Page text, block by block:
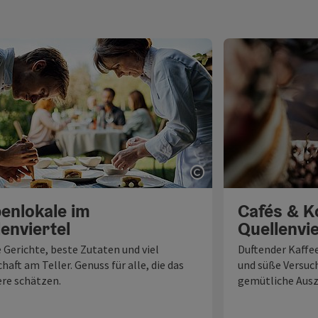
Copyright öffnen
im
Gerichte, beste Zutaten und viel
am Teller. Genuss für alle, die das
schätzen.
Cafés &
Duftender
und süße
gemütliche